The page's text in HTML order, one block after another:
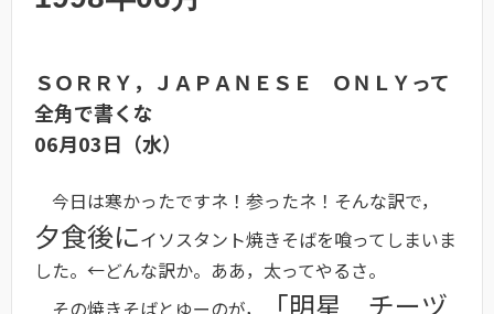
ＳＯＲＲＹ，ＪＡＰＡＮＥＳＥ ＯＮＬＹって
全角で書くな
06月03日（水）
今日は寒かったですネ！参ったネ！そんな訳で，
夕食後にイソスタント焼きそばを喰ってしまいま
した。←どんな訳か。ああ，太ってやるさ。
その焼きそばとゆーのが，
「明星 チーヅ